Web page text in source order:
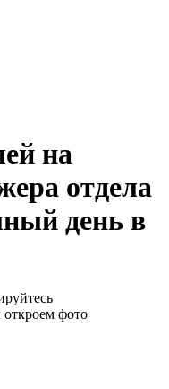
на
отдела
день в
фото